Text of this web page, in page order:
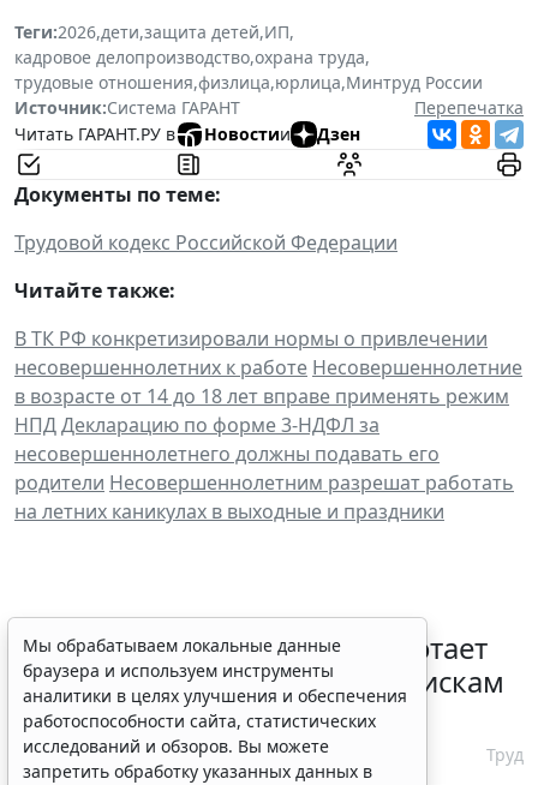
Теги:2026,дети,защита детей,ИП,
кадровое делопроизводство,охрана труда,
трудовые отношения,физлица,юрлица,Минтруд России
Источник:Система ГАРАНТ
Перепечатка
Читать ГАРАНТ.РУ в
Новостии Дзен
Документы по теме:
Трудовой кодекс Российской Федерации
Читайте также:
В ТК РФ конкретизировали нормы о привлечении
несовершеннолетних к работе Несовершеннолетние
в возрасте от 14 до 18 лет вправе применять режим
НПДДекларацию по форме 3-НДФЛ за
несовершеннолетнего должны подавать его
родители Несовершеннолетним разрешат работать
на летних каникулах в выходные и праздники
С 1 февраля 2027 года заработает
ГОСТ по психосоциальным рискам
на рабочем месте
7 августа 2026 17:11 Труд
Мы обрабатываем локальные данные
браузера и используем инструменты
аналитики в целях улучшения и обеспечения
работоспособности сайта, статистических
исследований и обзоров. Вы можете
запретить обработку указанных данных в